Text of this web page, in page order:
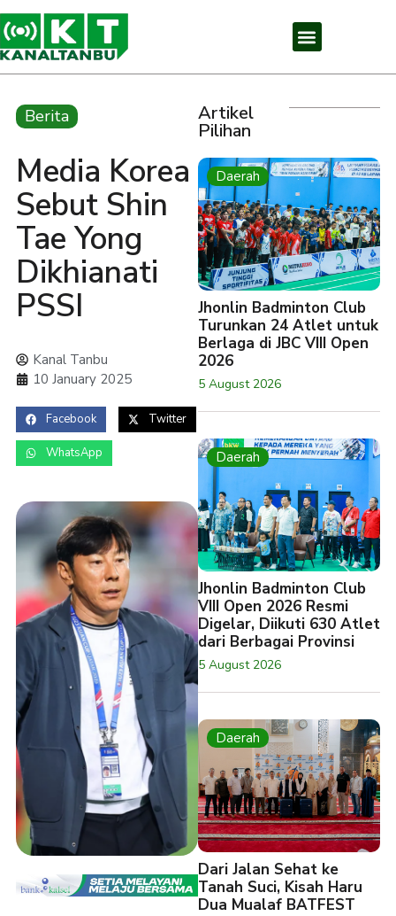
Berita
Media Korea
Sebut Shin
Tae Yong
Dikhianati
PSSI
Kanal Tanbu
10 January 2025
Facebook Twitter
WhatsApp
Artikel
Pilihan
Daerah
Jhonlin Badminton Club
Turunkan 24 Atlet untuk
Berlaga di JBC VIII Open
2026
5 August 2026
Daerah
Jhonlin Badminton Club
VIII Open 2026 Resmi
Digelar, Diikuti 630 Atlet
dari Berbagai Provinsi
5 August 2026
Daerah
Dari Jalan Sehat ke
Tanah Suci, Kisah Haru
Dua Mualaf BATFEST